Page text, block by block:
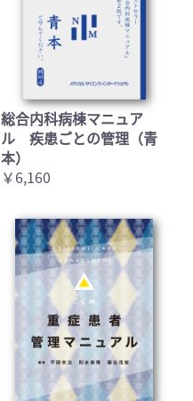
総合内科病棟マニュア
ル 疾患ごとの管理（青
本）
￥6,160